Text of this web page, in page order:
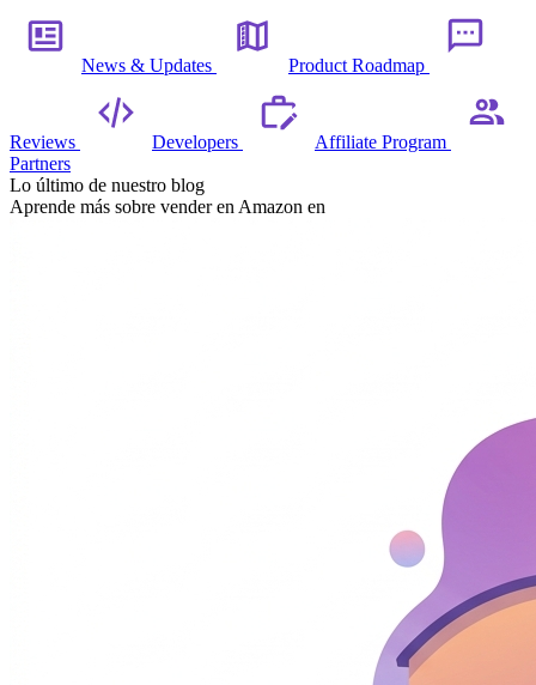
News & Updates Product Roadmap
Reviews Developers
Affiliate Program
Partners
Lo último de nuestro blog
Aprende más sobre vender en Amazon en